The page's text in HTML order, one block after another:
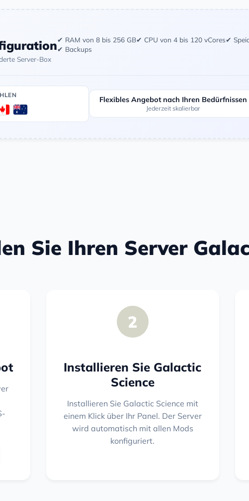
Server-Box
✔ RAM von 8 bis 256 GB✔ CPU von 4 bis 120 vCores✔
✔ Backups
Flexibles Angebot nach Ihren Bedürfnissen
Jederzeit skalierbar
Sie Ihren Server
2
Installieren Sie Galactic
Science
Installieren Sie Galactic Science mit
einem Klick über Ihr Panel. Der Server
wird automatisch mit allen Mods
konfiguriert.